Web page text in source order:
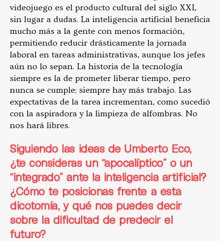
videojuego es el producto cultural del siglo XXI,
sin lugar a dudas. La inteligencia artificial beneficia
mucho más a la gente con menos formación,
permitiendo reducir drásticamente la jornada
laboral en tareas administrativas, aunque los jefes
aún no lo sepan. La historia de la tecnología
siempre es la de prometer liberar tiempo, pero
nunca se cumple; siempre hay más trabajo. Las
expectativas de la tarea incrementan, como sucedió
con la aspiradora y la limpieza de alfombras. No
nos hará libres.
Siguiendo las ideas de Umberto Eco,
¿te consideras un “apocalíptico” o un
“integrado” ante la inteligencia artificial?
¿Cómo te posicionas frente a esta
dicotomía, y qué nos puedes decir
sobre la dificultad de predecir el
futuro?